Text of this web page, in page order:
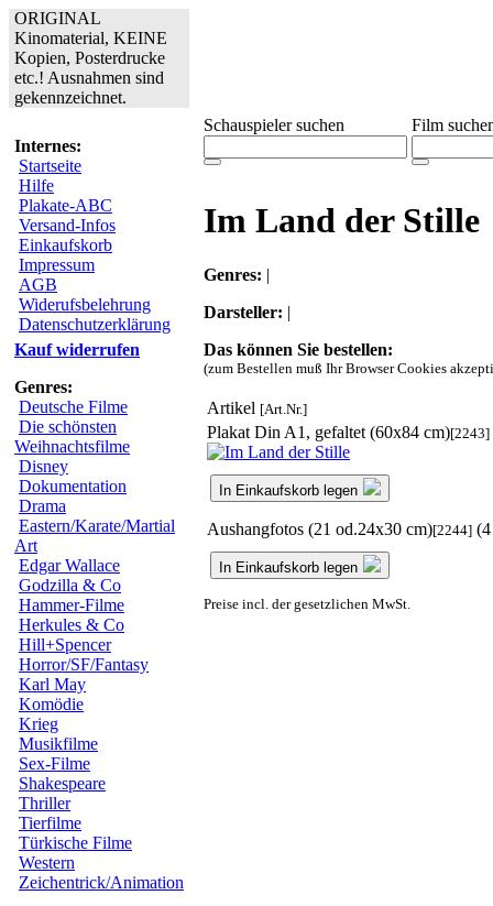
ORIGINAL
Kinomaterial, KEINE
Kopien, Posterdrucke
etc.! Ausnahmen sind
gekennzeichnet.
Internes:
Startseite
Hilfe
Plakate-ABC
Versand-Infos
Einkaufskorb
Impressum
AGB
Widerufsbelehrung
Datenschutzerklärung
Kauf widerrufen
Genres:
Deutsche Filme
Die schönsten
Weihnachtsfilme
Disney
Dokumentation
Drama
Eastern/Karate/Martial
Art
Edgar Wallace
Godzilla & Co
Hammer-Filme
Herkules & Co
Hill+Spencer
Horror/SF/Fantasy
Karl May
Komödie
Krieg
Musikfilme
Sex-Filme
Shakespeare
Thriller
Tierfilme
Türkische Filme
Western
Zeichentrick/Animation
Schauspieler suchen Film
Im Land der Stille
Genres: |
Darsteller: |
Das können Sie bestellen:
(zum Bestellen muß Ihr Browser Cookies
Artikel [Art.Nr.]
Plakat Din A1, gefaltet (60x84 cm)[2243]
In Einkaufskorb legen
Aushangfotos (21 od.24x30 cm)[2244]
In Einkaufskorb legen
Preise incl. der gesetzlichen MwSt.